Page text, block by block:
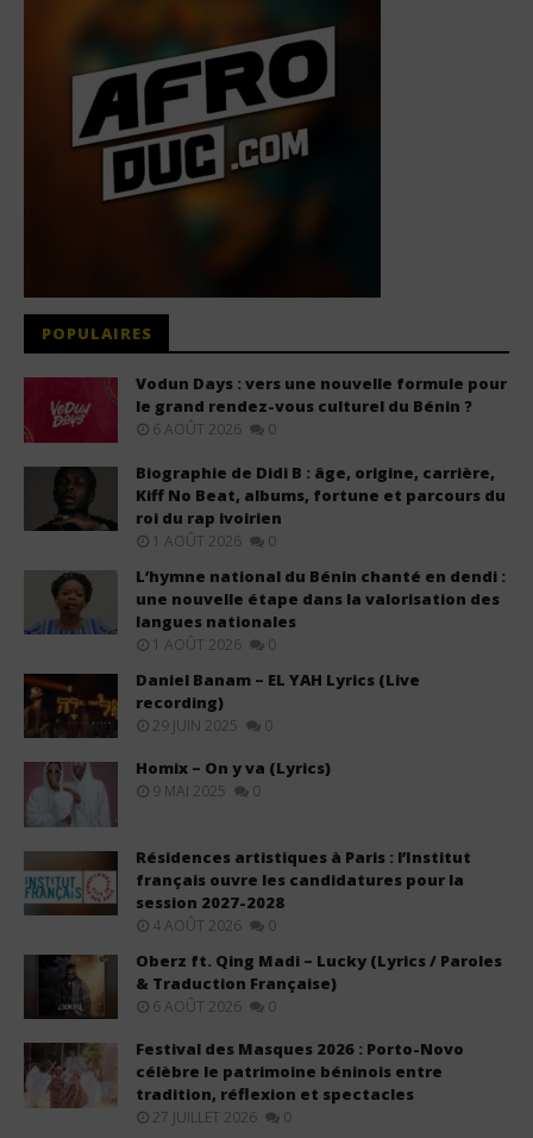
POPULAIRES
Vodun Days : vers une nouvelle formule pour
le grand rendez-vous culturel du Bénin ?
6 AOÛT 2026 0
Biographie de Didi B : âge, origine, carrière,
Kiff No Beat, albums, fortune et parcours du
roi du rap ivoirien
1 AOÛT 2026 0
L’hymne national du Bénin chanté en dendi :
une nouvelle étape dans la valorisation des
langues nationales
1 AOÛT 2026 0
Daniel Banam – EL YAH Lyrics (Live
recording)
29 JUIN 2025 0
Homix – On y va (Lyrics)
9 MAI 2025 0
Résidences artistiques à Paris : l’Institut
français ouvre les candidatures pour la
session 2027-2028
4 AOÛT 2026 0
Oberz ft. Qing Madi – Lucky (Lyrics / Paroles
& Traduction Française)
6 AOÛT 2026 0
Festival des Masques 2026 : Porto-Novo
célèbre le patrimoine béninois entre
tradition, réflexion et spectacles
27 JUILLET 2026 0